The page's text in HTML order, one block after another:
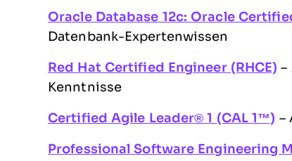
Oracle Database 12c: Oracle
Datenbank-Expertenwissen
Red Hat Certified Engineer (RHCE) –
Kenntnisse
Certified Agile Leader® 1 (CAL 1™) –
Professional Software Engineering